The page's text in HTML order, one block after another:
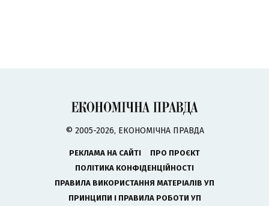
© 2005-2026, ЕКОНОМІЧНА ПРАВДА
РЕКЛАМА НА САЙТІ
ПРО ПРОЄКТ
ПОЛІТИКА КОНФІДЕНЦІЙНОСТІ
ПРАВИЛА ВИКОРИСТАННЯ МАТЕРІАЛІВ УП
ПРИНЦИПИ І ПРАВИЛА РОБОТИ УП